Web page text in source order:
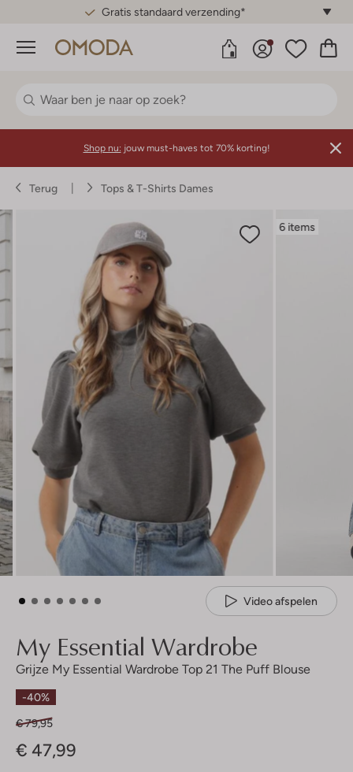
Gratis standaard verzending*
Menu
Shop nu: jouw must-haves tot 70% korting!
Terug Tops & T-Shirts Dames
6 items
Video afspelen
My Essential Wardrobe
Grijze My Essential Wardrobe Top 21 The Puff Blouse
-40%
€ 79,95
€ 47,99